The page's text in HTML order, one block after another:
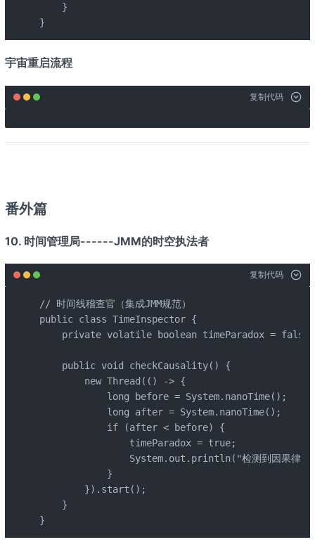
    }
}
宇宙重启流程
复制代码
番外篇
10. 时间管理局------JMM的时空执法者
复制代码
// 时间线稽查官（集成JMM规范）
public class TimeInspector {
    private volatile boolean timeParadox = false;
    public void checkCausality() {
        new Thread(() -> {
            long before = System.nanoTime();
            long after = System.nanoTime();
            if (after < before) {
                timeParadox = true;
System.out.println("检测到因果律破
            }
        }).start();
    }
}